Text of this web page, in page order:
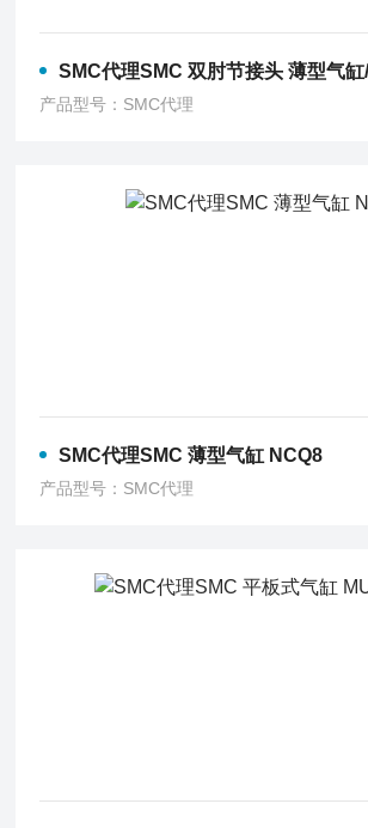
SMC代理SMC 双肘节接头 薄型气
产品型号：SMC代理
SMC代理SMC 薄型气缸 NCQ8
产品型号：SMC代理